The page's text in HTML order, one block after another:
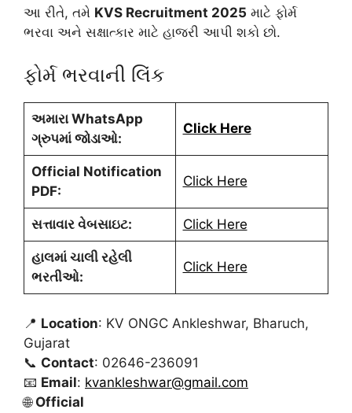
આ રીતે, તમે KVS Recruitment 2025 માટે ફોર્મ
ભરવા અને સક્ષાત્કાર માટે હાજરી આપી શકો છો.
ફોર્મ ભરવાની લિંક
અમારા WhatsApp
ગ્રુપમાં જોડાઓ:
Click Here
Official Notification
PDF:
Click Here
સત્તાવાર વેબસાઇટ: Click Here
હાલમાં ચાલી રહેલી
ભરતીઓ:
Click Here
📍 Location: KV ONGC Ankleshwar, Bharuch,
Gujarat
📞 Contact: 02646-236091
📧 Email: kvankleshwar@gmail.com
🌐 Official